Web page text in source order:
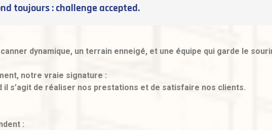
toujours : challenge accepted.
dynamique, un terrain enneigé, et une équipe qui garde le
notre vraie signature :
il s’agit de réaliser nos prestations et de satisfaire nos clients.
: